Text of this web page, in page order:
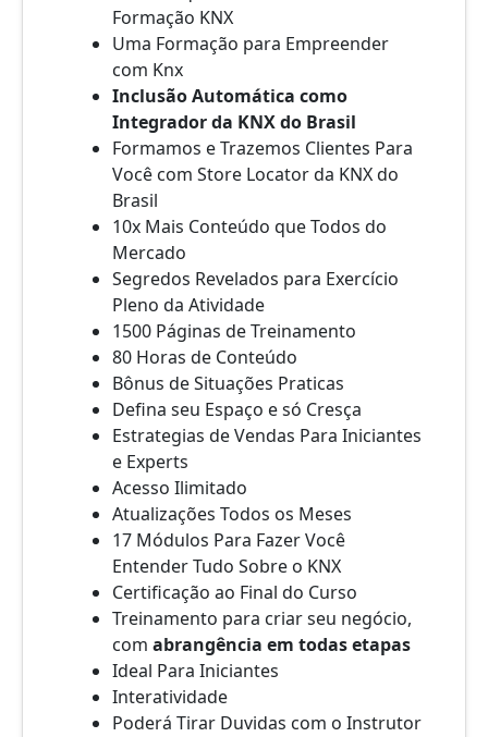
Formação KNX
Uma Formação para Empreender
com Knx
Inclusão Automática como
Integrador da KNX do Brasil
Formamos e Trazemos Clientes Para
Você com Store Locator da KNX do
Brasil
10x Mais Conteúdo que Todos do
Mercado
Segredos Revelados para Exercício
Pleno da Atividade
1500 Páginas de Treinamento
80 Horas de Conteúdo
Bônus de Situações Praticas
Defina seu Espaço e só Cresça
Estrategias de Vendas Para Iniciantes
e Experts
Acesso Ilimitado
Atualizações Todos os Meses
17 Módulos Para Fazer Você
Entender Tudo Sobre o KNX
Certificação ao Final do Curso
Treinamento para criar seu negócio,
com abrangência em todas etapas
Ideal Para Iniciantes
Interatividade
Poderá Tirar Duvidas com o Instrutor